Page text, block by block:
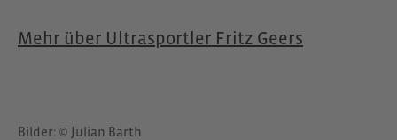
Mehr über Ultrasportler Fritz Geers
Bilder: © Julian Barth